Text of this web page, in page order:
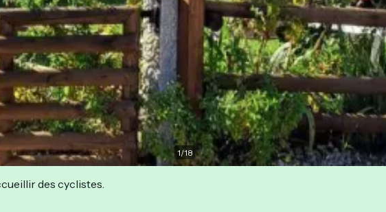
1/18
des cyclistes.